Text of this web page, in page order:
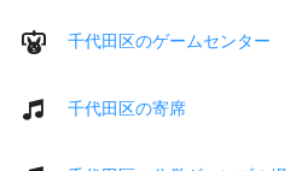
千代田区のゲームセンター
千代田区の寄席